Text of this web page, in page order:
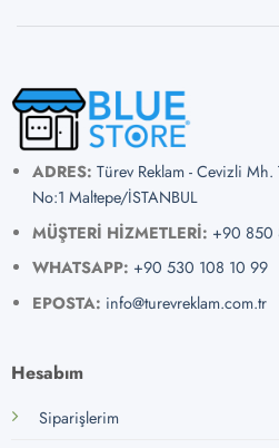
ADRES: Türev Reklam - Cevizli
No:1 Maltepe/İSTANBUL
MÜŞTERİ HİZMETLERİ: +90 850
WHATSAPP: +90 530 108 10 99
EPOSTA: info@turevreklam.com.tr
Hesabım
Siparişlerim